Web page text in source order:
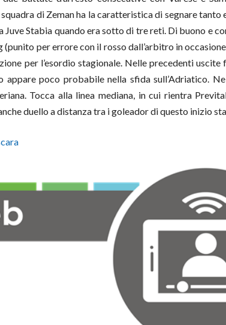
di Zeman ha la caratteristica di segnare
Stabia quando era sotto di tre reti. Di buono e
per errore con il rosso dall’arbitro in
per l’esordio stagionale. Nelle precedenti
poco probabile nella sfida sull’Adriatico.
Tocca alla linea mediana, in cui rientra
duello a distanza tra i goleador di questo inizio